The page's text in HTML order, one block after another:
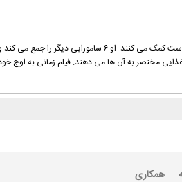
مردم فقیر یک دهکده که مدام توسط راهزن ها مورد هجوم قرار می گیرند، از یک سامورایی درخواست کمک می کنند. او ۶ سامورایی
مختصر به آن ها می دهند. فیلم زمانی به اوج
همکاری